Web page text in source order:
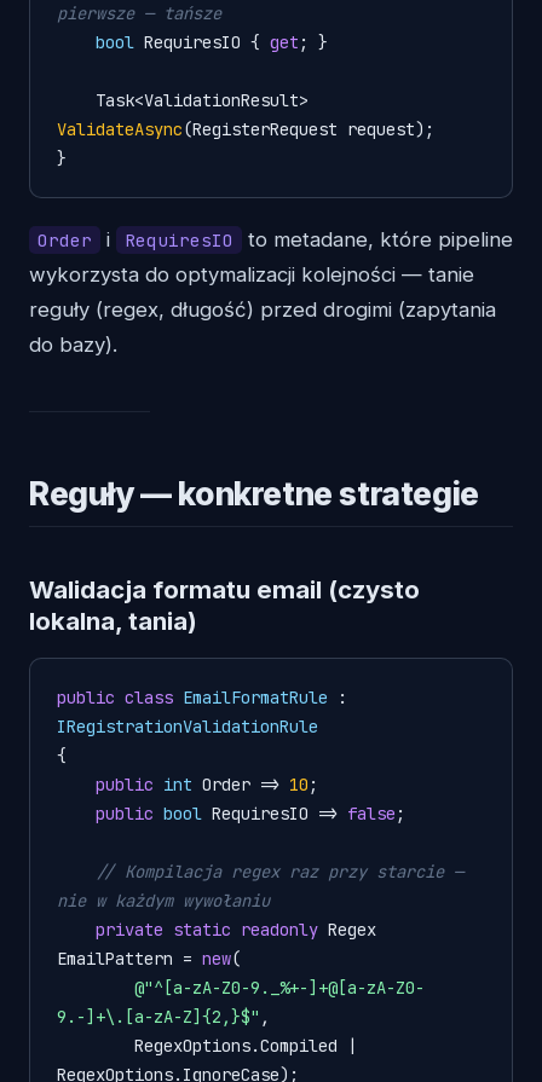
pierwsze — tańsze
bool RequiresIO { get ; }
ValidateAsync(RegisterRequest request) ;
Order i RequiresIO
to metadane, które pipeline
wykorzysta do optymalizacji kolejności — tanie
reguły (regex, długość) przed drogimi (zapytania
do bazy).
Reguły — konkretne strategie
Walidacja formatu email (czysto
lokalna, tania)
public class EmailFormatRule
IRegistrationValidationRule
{
public int Order => 10 ;
public bool RequiresIO => false ;
// Kompilacja regex raz przy starcie —
nie w każdym wywołaniu
private static readonly Regex
EmailPattern = new(
@"^[a-zA-Z0-9._%+-]+@[a-zA-Z0-
9.-]+\.[a-zA-Z]{2,}$" ,
RegexOptions.IgnoreCase);